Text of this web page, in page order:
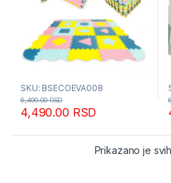
SKU: BSECOEVA008
4,490.00 RSD
6,490.00RSD
Prikazano je